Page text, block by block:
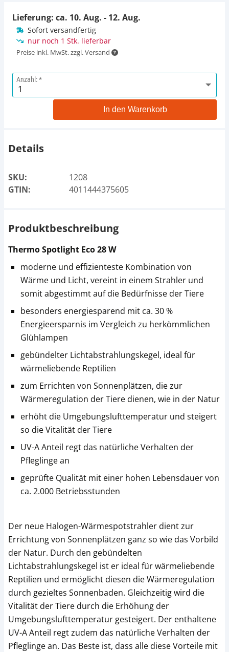
Lieferung: ca. 10. Aug. - 12. Aug.
Sofort versandfertig
nur noch 1 Stk. lieferbar
Preise inkl. MwSt. zzgl. Versand
Anzahl:
In den Warenkorb
Details
SKU:
1208
GTIN:
4011444375605
Produktbeschreibung
Thermo Spotlight Eco 28 W
moderne und effizienteste Kombination von
Wärme und Licht, vereint in einem Strahler und
somit abgestimmt auf die Bedürfnisse der Tiere
besonders energiesparend mit ca. 30 %
Energieersparnis im Vergleich zu herkömmlichen
Glühlampen
gebündelter Lichtabstrahlungskegel, ideal für
wärmeliebende Reptilien
zum Errichten von Sonnenplätzen, die zur
Wärmeregulation der Tiere dienen, wie in der Natur
erhöht die Umgebungslufttemperatur und steigert
so die Vitalität der Tiere
UV-A Anteil regt das natürliche Verhalten der
Pfleglinge an
geprüfte Qualität mit einer hohen Lebensdauer von
ca. 2.000 Betriebsstunden
Der neue Halogen-Wärmespotstrahler dient zur
Errichtung von Sonnenplätzen ganz so wie das Vorbild
der Natur. Durch den gebündelten
Lichtabstrahlungskegel ist er ideal für wärmeliebende
Reptilien und ermöglicht diesen die Wärmeregulation
durch gezieltes Sonnenbaden. Gleichzeitig wird die
Vitalität der Tiere durch die Erhöhung der
Umgebungslufttemperatur gesteigert. Der enthaltene
UV-A Anteil regt zudem das natürliche Verhalten der
Pfleglinge an. Das Beste ist, dass alle diese Vorteile mit